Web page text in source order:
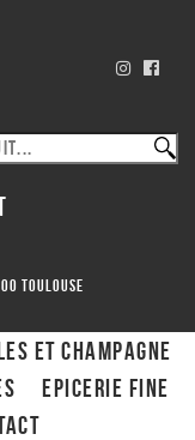
toulouse
et Champagne
Epicerie fine